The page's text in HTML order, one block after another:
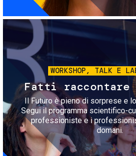
WORKSHOP, TALK E
Fatti raccontare
Il Futuro è pieno di sorprese e
Segui il programma scientifico-
professioniste e i
domani.